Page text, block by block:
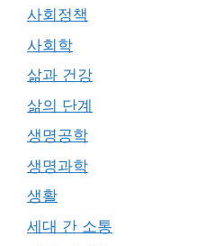
사회정책
사회학
삶과 건강
삶의 단계
생명공학
생명과학
생활
세대 간 소통